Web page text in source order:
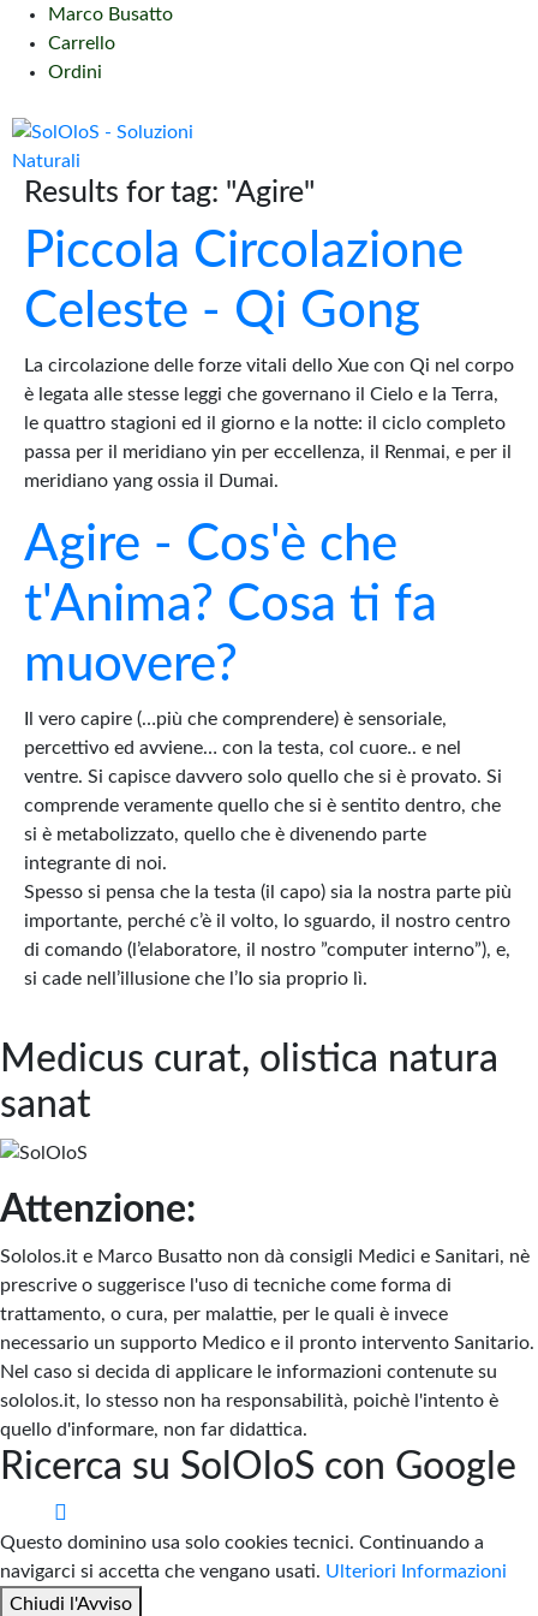
Marco Busatto
Carrello
Ordini
Results for tag: "Agire"
Piccola Circolazione
Celeste - Qi Gong
La circolazione delle forze vitali dello Xue con Qi nel corpo
è legata alle stesse leggi che governano il Cielo e la Terra,
le quattro stagioni ed il giorno e la notte: il ciclo completo
passa per il meridiano yin per eccellenza, il Renmai, e per il
meridiano yang ossia il Dumai.
Agire - Cos'è che
t'Anima? Cosa ti fa
muovere?
Il vero capire (…più che comprendere) è sensoriale,
percettivo ed avviene… con la testa, col cuore.. e nel
ventre. Si capisce davvero solo quello che si è provato. Si
comprende veramente quello che si è sentito dentro, che
si è metabolizzato, quello che è divenendo parte
integrante di noi.
Spesso si pensa che la testa (il capo) sia la nostra parte più
importante, perché c’è il volto, lo sguardo, il nostro centro
di comando (l’elaboratore, il nostro ”computer interno”), e,
si cade nell’illusione che l’Io sia proprio lì.
Medicus curat, olistica natura
sanat
Attenzione:
Sololos.it e Marco Busatto non dà consigli Medici e Sanitari, nè
prescrive o suggerisce l'uso di tecniche come forma di
trattamento, o cura, per malattie, per le quali è invece
necessario un supporto Medico e il pronto intervento Sanitario.
Nel caso si decida di applicare le informazioni contenute su
sololos.it, lo stesso non ha responsabilità, poichè l'intento è
quello d'informare, non far didattica.
Ricerca su SolOloS con Google
Questo dominino usa solo cookies tecnici. Continuando a
navigarci si accetta che vengano usati. Ulteriori Informazioni
Chiudi l'Avviso